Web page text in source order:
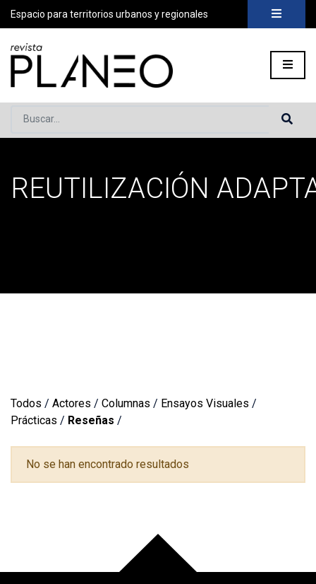
Espacio para territorios urbanos y regionales
Buscar...
Portada»reutilización adaptativa
REUTILIZACIÓN
Todos / Actores / Columnas / Ensayos Visuales /
Prácticas / Reseñas /
No se han encontrado resultados